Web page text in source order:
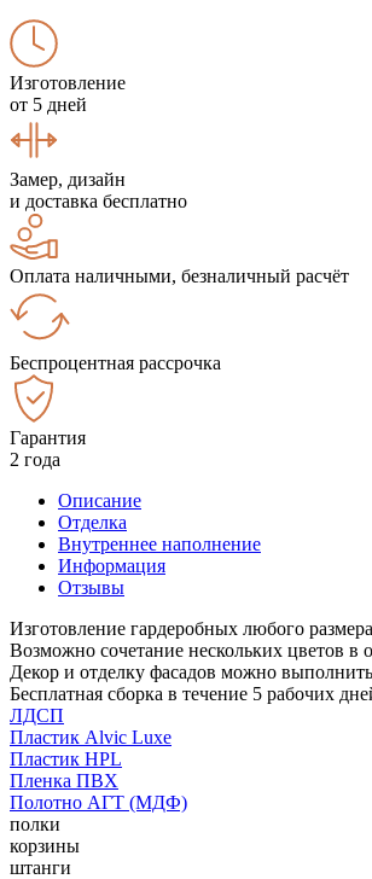
Изготовление
от 5 дней
Замер, дизайн
и доставка бесплатно
Оплата наличными, безналичный расчёт
Беспроцентная рассрочка
Гарантия
2 года
Описание
Отделка
Внутреннее наполнение
Информация
Отзывы
Изготовление гардеробных любого
Возможно сочетание нескольких цветов в
Декор и отделку фасадов можно
Бесплатная сборка в течение 5 рабочих
ЛДСП
Пластик Alvic Luxe
Пластик HPL
Пленка ПВХ
Полотно АГТ (МДФ)
полки
корзины
штанги